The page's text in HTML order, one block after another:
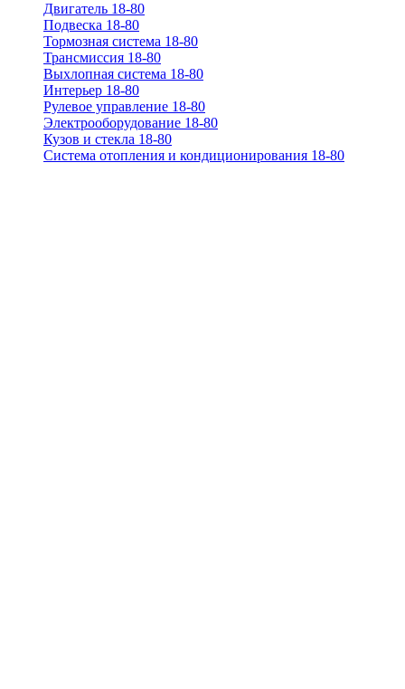
Двигатель 18-80
Подвеска 18-80
Тормозная система 18-80
Трансмиссия 18-80
Выхлопная система 18-80
Интерьер 18-80
Рулевое управление 18-80
Электрооборудование 18-80
Кузов и стекла 18-80
Система отопления и кондиционирования 18-80